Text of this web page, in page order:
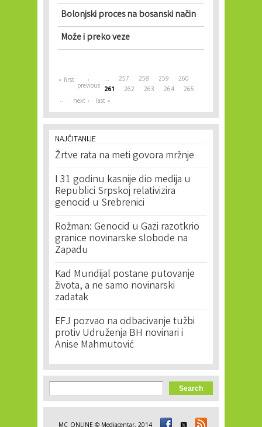
Bolonjski proces na bosanski način
Može i preko veze
Pages
« first ‹
previous
… 257 258 259
260
261
262 263 264
265
…
next › last »
NAJČITANIJE
Žrtve rata na meti govora mržnje
I 31 godinu kasnije dio medija u
Republici Srpskoj relativizira
genocid u Srebrenici
Rožman: Genocid u Gazi razotkrio
granice novinarske slobode na
Zapadu
Kad Mundijal postane putovanje
života, a ne samo novinarski
zadatak
EFJ pozvao na odbacivanje tužbi
protiv Udruženja BH novinari i
Anise Mahmutović
Search form
Search
MC_ONLINE © Mediacentar, 2014